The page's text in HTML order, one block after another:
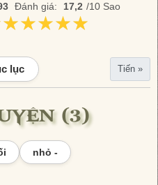
Đánh giá: 17,2 /10 Sao
lục Tiến »
(3)
nhỏ -